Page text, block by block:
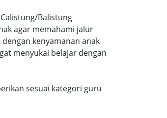
Balistung
agar memahami jalur
kenyamanan anak
menyukai belajar dengan
sesuai kategori guru